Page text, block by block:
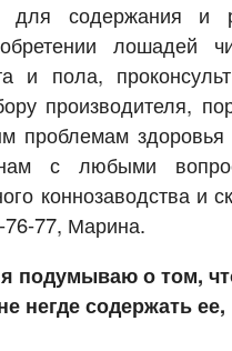
для содержания и
лошадей
и пола,
производителя,
проблемам
с любыми
коннозаводства и
77, Марина.
подумываю о том,
негде содержать ее,